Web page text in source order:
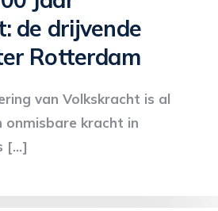
de drijvende
Rotterdam
van Volkskracht is al
onmisbare kracht in
[...]